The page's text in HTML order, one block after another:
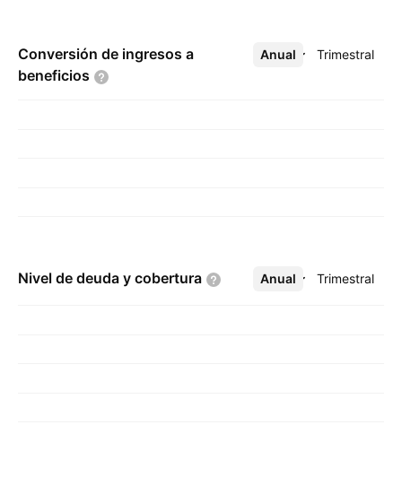
Conversión de ingresos a
beneficios
Anual Trimestral
Más
Nivel de deuda y cobertura Anual Trimestral
Más